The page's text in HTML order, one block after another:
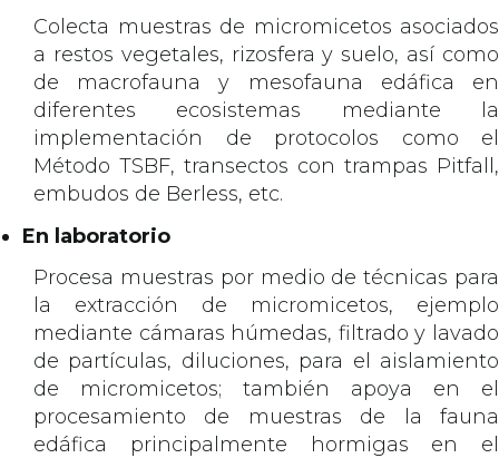
Colecta muestras de micromicetos asociados
a restos vegetales, rizosfera y suelo, así como
de macrofauna y mesofauna edáfica en
diferentes ecosistemas mediante la
implementación de protocolos como el
Método TSBF, transectos con trampas Pitfall,
embudos de Berless, etc.
En laboratorio
Procesa muestras por medio de técnicas para
la extracción de micromicetos, ejemplo
mediante cámaras húmedas, filtrado y lavado
de partículas, diluciones, para el aislamiento
de micromicetos; también apoya en el
procesamiento de muestras de la fauna
edáfica principalmente hormigas en el